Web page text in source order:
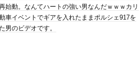
するがいいな？と問うと、元嫁...
増…ウクライナメディア！
測が飛び交う。1週間ぶりの投...
始動。なんてハートの強い男なんだｗｗｗカリ
車イベントでギアを入れたままポルシェ917を
男のビデオです。